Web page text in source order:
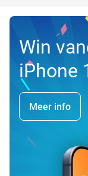
Win
iPhone
Meer info